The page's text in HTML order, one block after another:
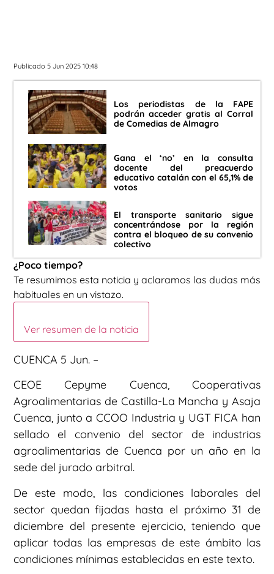
Publicado 5 Jun 2025 10:48
Los periodistas de la FAPE
podrán acceder gratis al Corral
de Comedias de Almagro
Gana el ‘no’ en la consulta
docente del preacuerdo
educativo catalán con el 65,1% de
votos
El transporte sanitario sigue
concentrándose por la región
contra el bloqueo de su convenio
colectivo
¿Poco tiempo?
Te resumimos esta noticia y aclaramos las dudas más
habituales en un vistazo.
Ver resumen de la noticia
CUENCA 5 Jun. –
CEOE Cepyme Cuenca, Cooperativas
Agroalimentarias de Castilla-La Mancha y Asaja
Cuenca, junto a CCOO Industria y UGT FICA han
sellado el convenio del sector de industrias
agroalimentarias de Cuenca por un año en la
sede del jurado arbitral.
De este modo, las condiciones laborales del
sector quedan fijadas hasta el próximo 31 de
diciembre del presente ejercicio, teniendo que
aplicar todas las empresas de este ámbito las
condiciones mínimas establecidas en este texto.